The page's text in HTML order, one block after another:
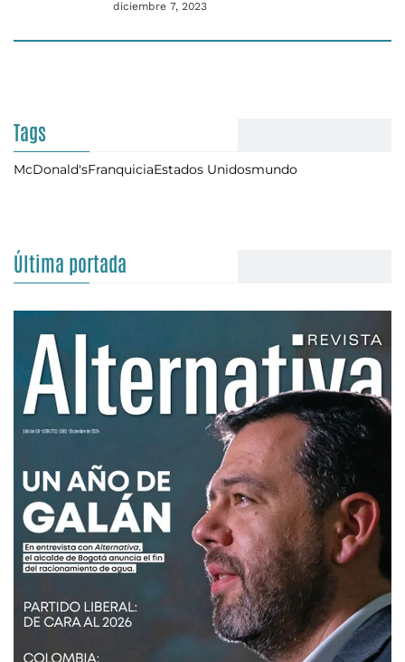
diciembre 7, 2023
Tags
McDonald'sFranquiciaEstados Unidosmundo
Última portada